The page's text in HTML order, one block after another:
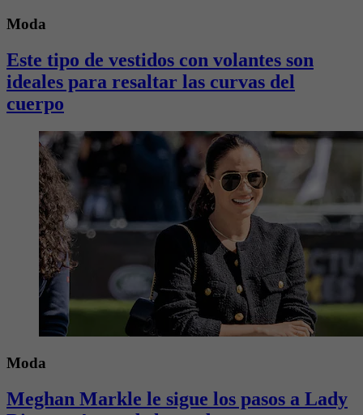
Moda
Este tipo de vestidos con volantes son
ideales para resaltar las curvas del
cuerpo
Moda
Meghan Markle le sigue los pasos a Lady